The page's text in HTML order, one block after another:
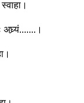
अघ्र्यं.......।